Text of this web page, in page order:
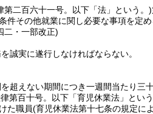
第二百六十一号。以下「法」という。)
件その他就業に関し必要な事項を定め
二・一部改正)
誠実に遂行しなければならない。
超えない期間につき一週間当たり三
第百十号。以下「育児休業法」とい
た職員(育児休業法第十七条の規定に